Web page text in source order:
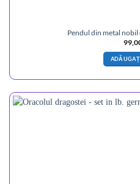
Pendul din metal